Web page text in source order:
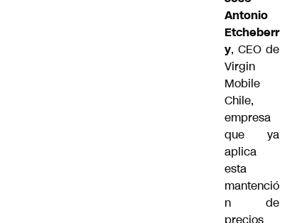
Antonio
Etcheberr
y, CEO de
Virgin
Mobile
Chile,
empresa
que ya
aplica
esta
mantenció
n de
precios